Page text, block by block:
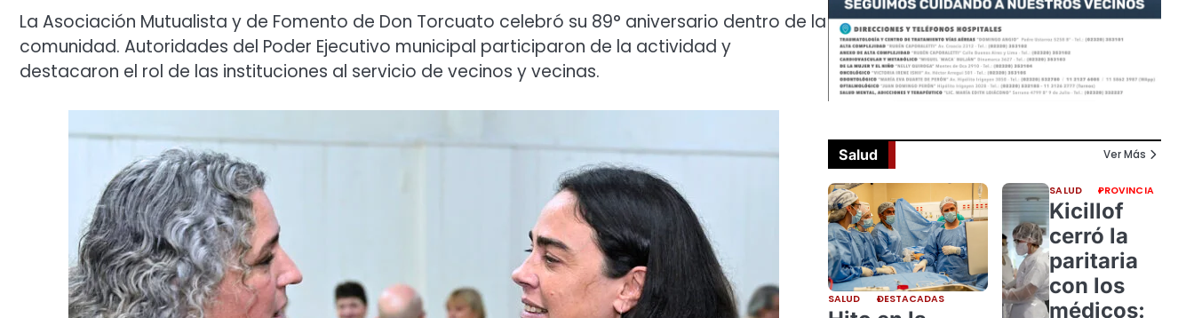
La Asociación Mutualista y de Fomento de Don Torcuato celebró su 89° aniversario dentro de la
comunidad. Autoridades del Poder Ejecutivo municipal participaron de la actividad y
destacaron el rol de las instituciones al servicio de vecinos y vecinas.
Salud Ver Más
SALUD DESTACADAS
SALUD PROVINCIA
Kicillof
cerró la
paritaria
con los
médicos: